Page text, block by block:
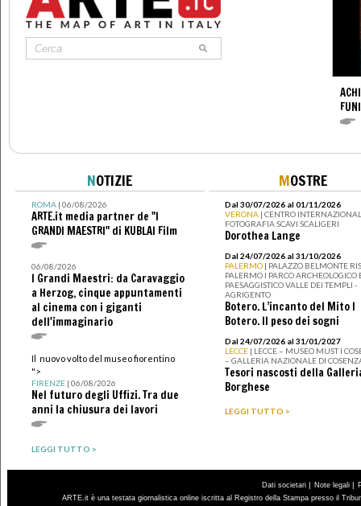
NOTIZIE
ROMA| 06/08/2026
ARTE.it media partner de "I
GRANDI MAESTRI" di KUBLAI Film
06/08/2026
I Grandi Maestri: da Caravaggio
a Herzog, cinque appuntamenti
al cinema con i giganti
dell'immaginario
Il nuovo volto del museo fiorentino
">
FIRENZE| 06/08/2026
Nel futuro degli Uffizi. Tra due
anni la chiusura dei lavori
LEGGI TUTTO >
MOSTRE
Dal 30/07/2026 al 01/11/2026
VERONA | CENTRO
FOTOGRAFIA SCAVI SCALIGERI
Dorothea Lange
Dal 24/07/2026 al 31/10/2026
PALERMO | PALAZZO BELMONTE
PALERMO I PARCO ARCHEOLOGICO
PAESAGGISTICO VALLE DEI TEMPLI -
AGRIGENTO
Botero. L’incanto del Mito I
Botero. Il peso dei sogni
Dal 24/07/2026 al 31/01/2027
LECCE | LECCE – MUSEO MUST I
– GALLERIA NAZIONALE DI
Tesori nascosti della
Borghese
LEGGI TUTTO >
Dati societari | Note legali |
ARTE.it è una testata giornalistica online iscritta al Registro della Stampa presso il